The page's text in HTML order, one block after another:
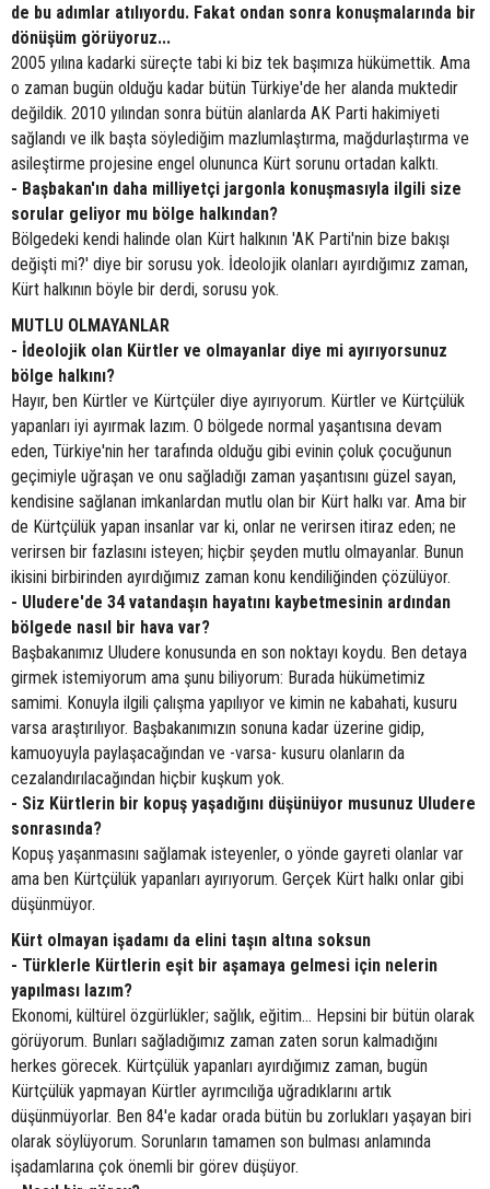
de bu adımlar atılıyordu. Fakat ondan sonra konuşmalarında bir
dönüşüm görüyoruz...
2005 yılına kadarki süreçte tabi ki biz tek başımıza hükümettik. Ama
o zaman bugün olduğu kadar bütün Türkiye'de her alanda muktedir
değildik. 2010 yılından sonra bütün alanlarda AK Parti hakimiyeti
sağlandı ve ilk başta söylediğim mazlumlaştırma, mağdurlaştırma ve
asileştirme projesine engel olununca Kürt sorunu ortadan kalktı.
- Başbakan'ın daha milliyetçi jargonla konuşmasıyla ilgili size
sorular geliyor mu bölge halkından?
Bölgedeki kendi halinde olan Kürt halkının 'AK Parti'nin bize bakışı
değişti mi?' diye bir sorusu yok. İdeolojik olanları ayırdığımız zaman,
Kürt halkının böyle bir derdi, sorusu yok.
MUTLU OLMAYANLAR
- İdeolojik olan Kürtler ve olmayanlar diye mi ayırıyorsunuz
bölge halkını?
Hayır, ben Kürtler ve Kürtçüler diye ayırıyorum. Kürtler ve Kürtçülük
yapanları iyi ayırmak lazım. O bölgede normal yaşantısına devam
eden, Türkiye'nin her tarafında olduğu gibi evinin çoluk çocuğunun
geçimiyle uğraşan ve onu sağladığı zaman yaşantısını güzel sayan,
kendisine sağlanan imkanlardan mutlu olan bir Kürt halkı var. Ama bir
de Kürtçülük yapan insanlar var ki, onlar ne verirsen itiraz eden; ne
verirsen bir fazlasını isteyen; hiçbir şeyden mutlu olmayanlar. Bunun
ikisini birbirinden ayırdığımız zaman konu kendiliğinden çözülüyor.
- Uludere'de 34 vatandaşın hayatını kaybetmesinin ardından
bölgede nasıl bir hava var?
Başbakanımız Uludere konusunda en son noktayı koydu. Ben detaya
girmek istemiyorum ama şunu biliyorum: Burada hükümetimiz
samimi. Konuyla ilgili çalışma yapılıyor ve kimin ne kabahati, kusuru
varsa araştırılıyor. Başbakanımızın sonuna kadar üzerine gidip,
kamuoyuyla paylaşacağından ve -varsa- kusuru olanların da
cezalandırılacağından hiçbir kuşkum yok.
- Siz Kürtlerin bir kopuş yaşadığını düşünüyor musunuz Uludere
sonrasında?
Kopuş yaşanmasını sağlamak isteyenler, o yönde gayreti olanlar var
ama ben Kürtçülük yapanları ayırıyorum. Gerçek Kürt halkı onlar gibi
düşünmüyor.
Kürt olmayan işadamı da elini taşın altına soksun
- Türklerle Kürtlerin eşit bir aşamaya gelmesi için nelerin
yapılması lazım?
Ekonomi, kültürel özgürlükler; sağlık, eğitim... Hepsini bir bütün olarak
görüyorum. Bunları sağladığımız zaman zaten sorun kalmadığını
herkes görecek. Kürtçülük yapanları ayırdığımız zaman, bugün
Kürtçülük yapmayan Kürtler ayrımcılığa uğradıklarını artık
düşünmüyorlar. Ben 84'e kadar orada bütün bu zorlukları yaşayan biri
olarak söylüyorum. Sorunların tamamen son bulması anlamında
işadamlarına çok önemli bir görev düşüyor.